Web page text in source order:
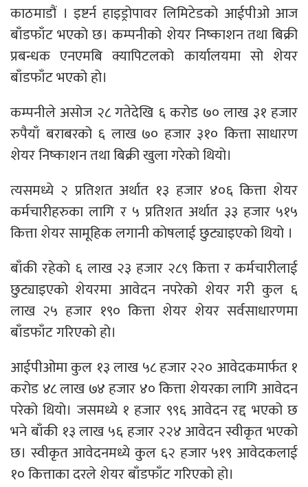
काठमाडौं । इष्टर्न हाइड्रोपावर लिमिटेडको आईपीओ आज
बाँडफाँट भएको छ। कम्पनीको शेयर निष्काशन तथा बिक्री
प्रबन्धक एनएमबि क्यापिटलको कार्यालयमा सो शेयर
बाँडफाँट भएको हो।
कम्पनीले असोज २८ गतेदेखि ६ करोड ७० लाख ३१ हजार
रुपैयाँ बराबरको ६ लाख ७० हजार ३१० कित्ता साधारण
शेयर निष्काशन तथा बिक्री खुला गरेको थियो।
त्यसमध्ये २ प्रतिशत अर्थात १३ हजार ४०६ कित्ता शेयर
कर्मचारीहरुका लागि र ५ प्रतिशत अर्थात ३३ हजार ५१५
कित्ता शेयर सामूहिक लगानी कोषलाई छुट्याइएको थियो ।
बाँकी रहेको ६ लाख २३ हजार २८९ कित्ता र कर्मचारीलाई
छुट्याइएको शेयरमा आवेदन नपरेको शेयर गरी कुल ६
लाख २५ हजार १९० कित्ता शेयर शेयर सर्वसाधारणमा
बाँडफाँट गरिएको हो।
आईपीओमा कुल १३ लाख ५८ हजार २२० आवेदकमार्फत १
करोड ४८ लाख ७४ हजार ४० कित्ता शेयरका लागि आवेदन
परेको थियो। जसमध्ये १ हजार ९९६ आवेदन रद्द भएको छ
भने बाँकी १३ लाख ५६ हजार २२४ आवेदन स्वीकृत भएको
छ। स्वीकृत आवेदनमध्ये कुल ६२ हजार ५१९ आवेदकलाई
१० कित्ताका दरले शेयर बाँडफाँट गरिएको हो।